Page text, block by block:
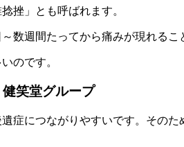
挫」とも呼ばれます。
数週間たってから痛みが現れるこ
のです。
笑堂グループ
症につながりやすいです。その